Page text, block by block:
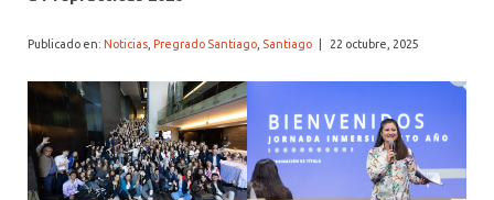
SERVICIO DE PSICOLOGÍA INTEGRAL
Publicado en: Noticias Pregrado Santiago Santiago 22 octubre, 2025